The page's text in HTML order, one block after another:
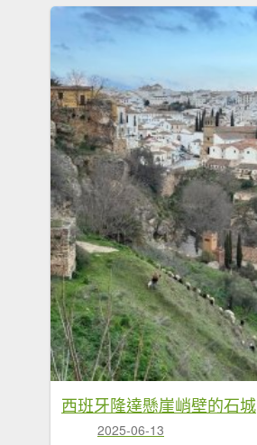
西班牙隆達懸崖峭壁的石城
2025-06-13